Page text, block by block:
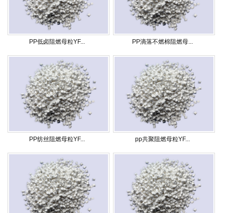
PP低卤阻燃母粒YF... PP滴落不燃棉阻燃母...
PP纺丝阻燃母粒YF... pp共聚阻燃母粒YF...